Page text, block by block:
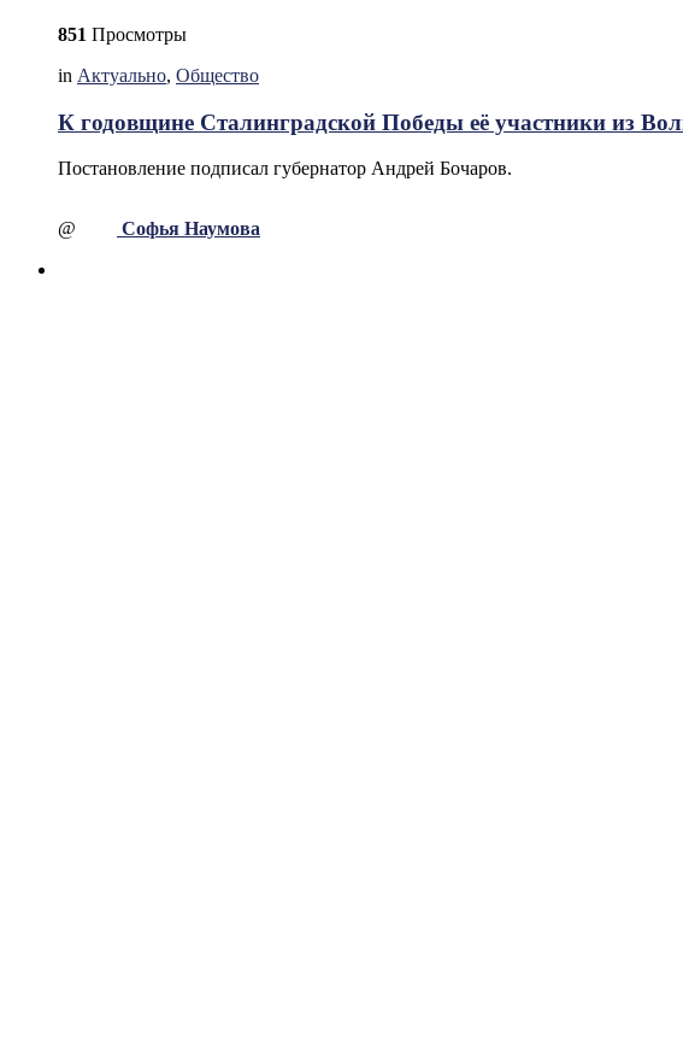
851 Просмотры
in Актуально, Общество
К годовщине Сталинградской Победы её участники из
Постановление подписал губернатор Андрей Бочаров.
@ Софья Наумова